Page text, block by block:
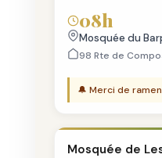
08h
Mosquée du
98 Rte de
🔔 Merci de
Mosquée de